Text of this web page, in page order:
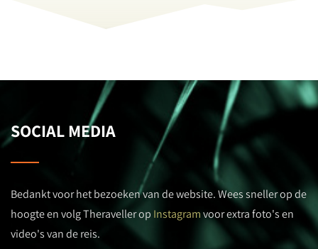
SOCIAL MEDIA
Bedankt voor het bezoeken van de website. Wees sneller op de
hoogte en volg Theraveller op Instagramvoor extra foto's en
video's van de reis.